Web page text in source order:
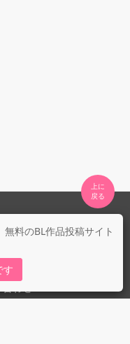
料のBL作品投稿サイト
す
上に
営ブログ